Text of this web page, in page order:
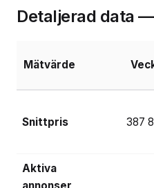
Detaljerad data
Mätvärde
Snittpris 387
Aktiva